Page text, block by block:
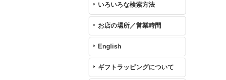
いろいろな検索方法
お店の場所／営業時間
English
ギフトラッピングについて